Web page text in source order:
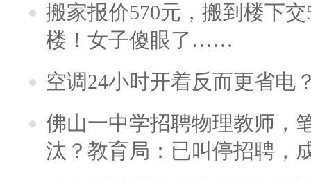
搬家报价570元，搬到楼下
楼！女子傻眼了……
空调24小时开着反而更省电
佛山一中学招聘物理教师，
汰？教育局：已叫停招聘，